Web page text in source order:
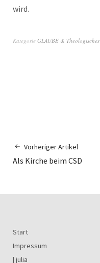
wird.
Kategorie GLAUBE & Theologisches
Vorheriger Artikel
Als Kirche beim CSD
Start
Impressum
| julia